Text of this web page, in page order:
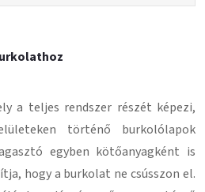
a teljes rendszer részét képezi,
történő burkolólapok
egyben kötőanyagként is
hogy a burkolat ne csússzon el.